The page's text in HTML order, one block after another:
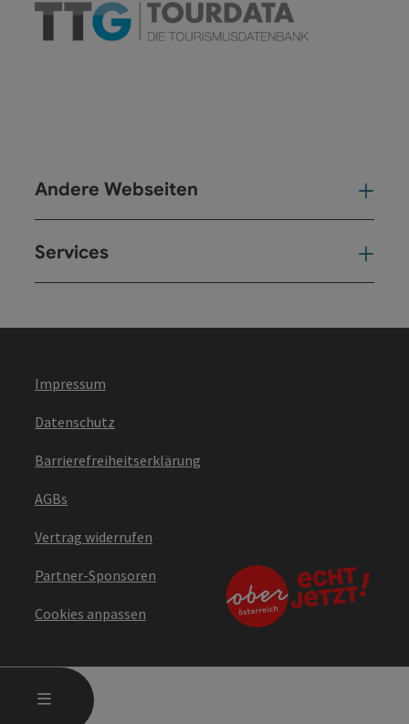
MENÜ
Andere Webseiten
Services
Impressum
Datenschutz
Barrierefreiheitserklärung
AGBs
Vertrag widerrufen
Partner-Sponsoren
Cookies anpassen